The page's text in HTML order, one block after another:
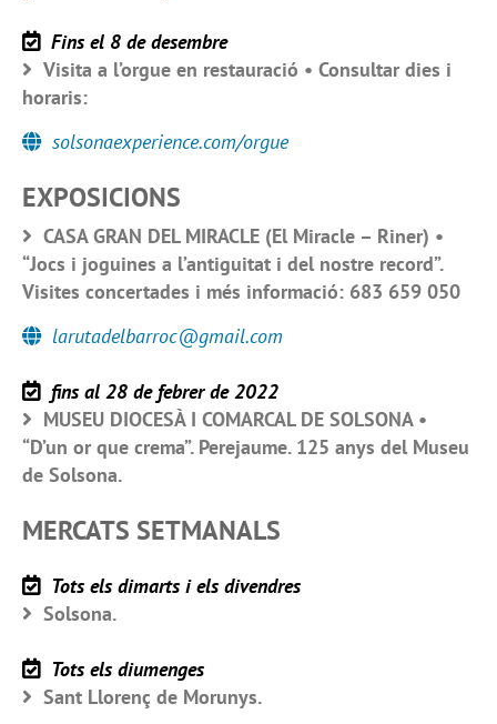
Fins el 8 de desembre
Visita a l’orgue en restauració • Consultar dies i
horaris:
solsonaexperience.com/orgue
EXPOSICIONS
CASA GRAN DEL MIRACLE (El Miracle – Riner) •
“Jocs i joguines a l’antiguitat i del nostre record”.
Visites concertades i més informació: 683 659 050
larutadelbarroc@gmail.com
fins al 28 de febrer de 2022
MUSEU DIOCESÀ I COMARCAL DE SOLSONA •
“D’un or que crema”. Perejaume. 125 anys del Museu
de Solsona.
MERCATS SETMANALS
Tots els dimarts i els divendres
Solsona.
Tots els diumenges
Sant Llorenç de Morunys.